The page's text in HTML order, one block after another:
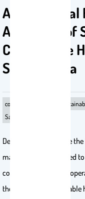
A
Activation of
Cooperative
Saudi Arabia
cooperative housing
Saudi Arabia
Despite efforts to solve
many challenges related
cost of production.
the principle of affordable